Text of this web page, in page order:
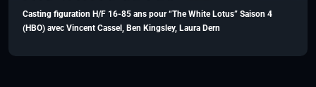
Casting figuration H/F 16-85 ans pour “The White Lotus” Saison 4
(HBO) avec Vincent Cassel, Ben Kingsley, Laura Dern